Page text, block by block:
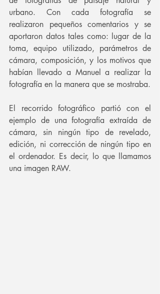
urbano. Con cada fotografía se
realizaron pequeños comentarios y se
aportaron datos tales como: lugar de la
toma, equipo utilizado, parámetros de
cámara, composición, y los motivos que
habían llevado a Manuel a realizar la
fotografía en la manera que se mostraba.
El recorrido fotográfico partió con el
ejemplo de una fotografía extraída de
cámara, sin ningún tipo de revelado,
edición, ni corrección de ningún tipo en
el ordenador. Es decir, lo que llamamos
una imagen RAW.